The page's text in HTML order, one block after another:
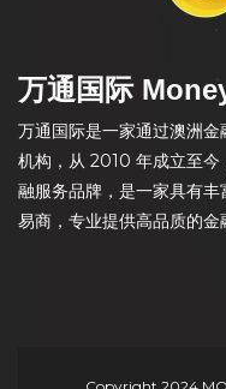
万通国际
万通国际是一家通过澳洲
机构，从 2010 年成立至今
融服务品牌，是一家具有
易商，专业提供高品质的金